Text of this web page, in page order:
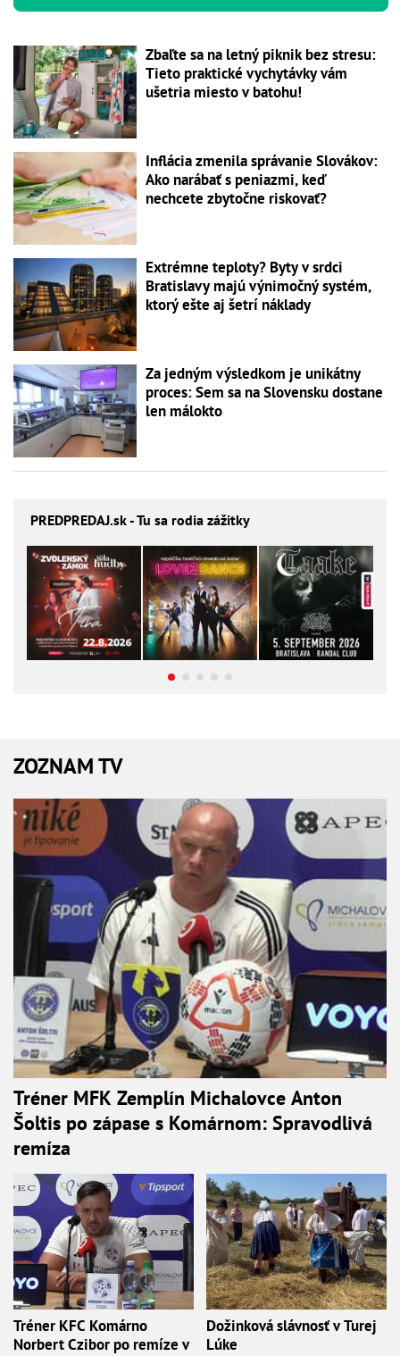
Zbaľte sa na letný piknik bez stresu:
Tieto praktické vychytávky vám
ušetria miesto v batohu!
Inflácia zmenila správanie Slovákov:
Ako narábať s peniazmi, keď
nechcete zbytočne riskovať?
Extrémne teploty? Byty v srdci
Bratislavy majú výnimočný systém,
ktorý ešte aj šetrí náklady
Za jedným výsledkom je unikátny
proces: Sem sa na Slovensku dostane
len málokto
PREDPREDAJ.sk - Tu sa rodia zážitky
ZOZNAM TV
Tréner MFK Zemplín Michalovce Anton
Šoltis po zápase s Komárnom: Spravodlivá
remíza
Tréner KFC Komárno
Norbert Czibor po remíze v
Dožinková slávnosť v Turej
Lúke